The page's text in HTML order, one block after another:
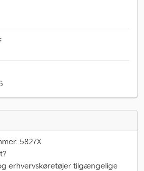
5827X
erhvervskøretøjer tilgængelige